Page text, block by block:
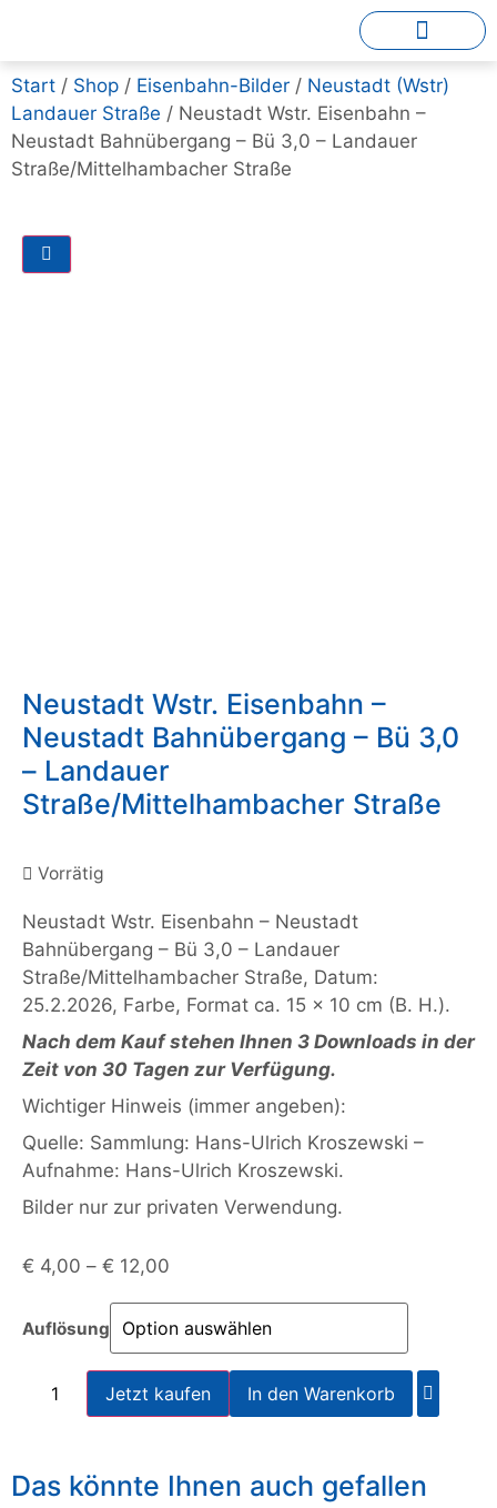
Start / Shop / Eisenbahn-Bilder / Neustadt (Wstr)
Landauer Straße / Neustadt Wstr. Eisenbahn –
Neustadt Bahnübergang – Bü 3,0 – Landauer
Straße/Mittelhambacher Straße
Neustadt Wstr. Eisenbahn –
Neustadt Bahnübergang – Bü 3,0
– Landauer
Straße/Mittelhambacher Straße
Vorrätig
Neustadt Wstr. Eisenbahn – Neustadt
Bahnübergang – Bü 3,0 – Landauer
Straße/Mittelhambacher Straße, Datum:
25.2.2026, Farbe, Format ca. 15 x 10 cm (B. H.).
Nach dem Kauf stehen Ihnen 3 Downloads in der
Zeit von 30 Tagen zur Verfügung.
Wichtiger Hinweis (immer angeben):
Quelle: Sammlung: Hans-Ulrich Kroszewski –
Aufnahme: Hans-Ulrich Kroszewski.
Bilder nur zur privaten Verwendung.
€ 4,00 – € 12,00
Auflösung
Jetzt kaufen In den Warenkorb
Das könnte Ihnen auch gefallen